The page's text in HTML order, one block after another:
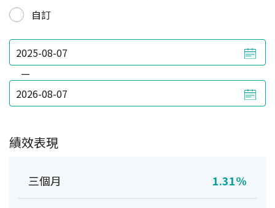
自訂
—
績效表現
三個月 1.31%